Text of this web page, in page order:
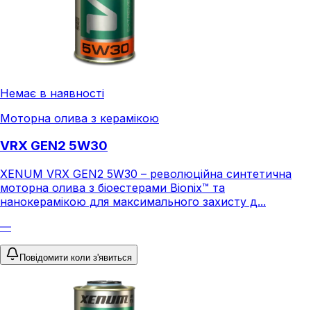
Немає в наявності
Моторна олива з керамікою
VRX GEN2 5W30
XENUM VRX GEN2 5W30 – революційна синтетична
моторна олива з біоестерами Bionix™ та
нанокерамікою для максимального захисту д...
—
Повідомити коли з'явиться